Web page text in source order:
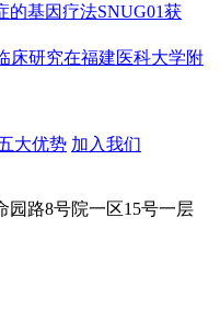
的基因疗法SNUG01获
床研究在福建医科大学附
大优势 加入我们
园路8号院一区15号一层